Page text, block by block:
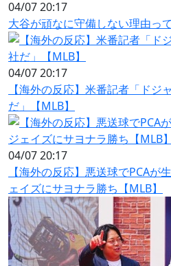
04/07 20:17
大谷が頑なに守備しない理由っ
04/07 20:17
【海外の反応】米番記者「ドジ
だ」【MLB】
04/07 20:17
【海外の反応】悪送球でPCAが
ェイズにサヨナラ勝ち【MLB】